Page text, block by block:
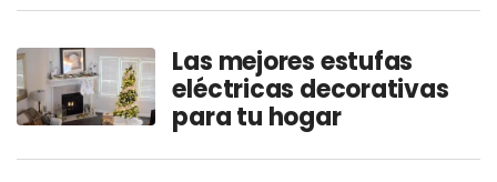
Las mejores estufas
eléctricas decorativas
para tu hogar